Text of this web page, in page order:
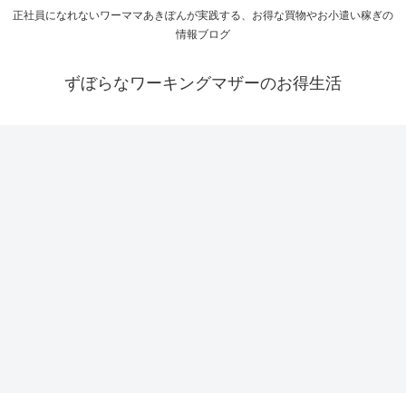
正社員になれないワーママあきぽんが実践する、お得な買物やお小遣い稼ぎの
情報ブログ
ずぼらなワーキングマザーのお得生活